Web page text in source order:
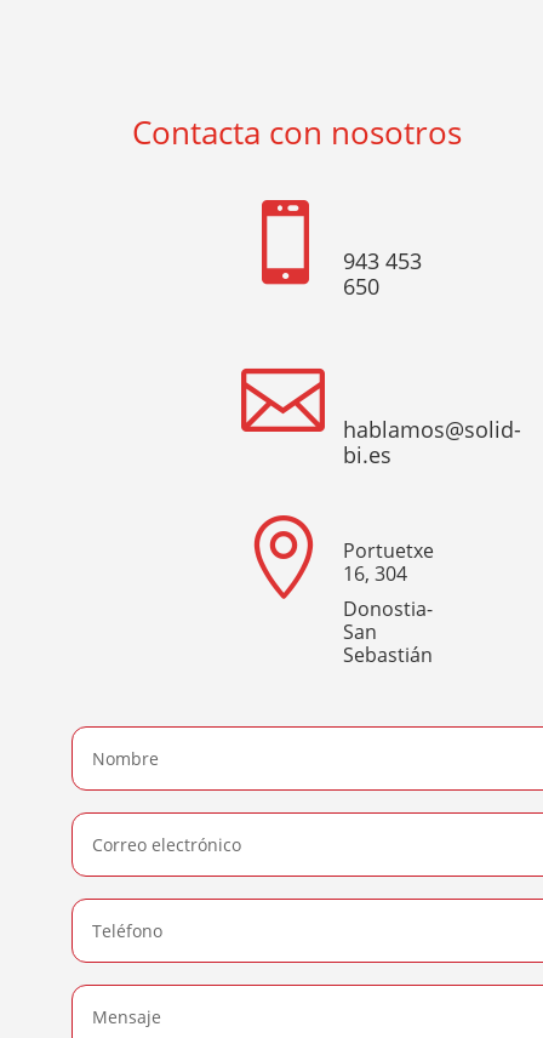
Contacta con nosotros

943 453
650

hablamos@solid-
bi.es

Portuetxe
16, 304
Donostia-
San
Sebastián